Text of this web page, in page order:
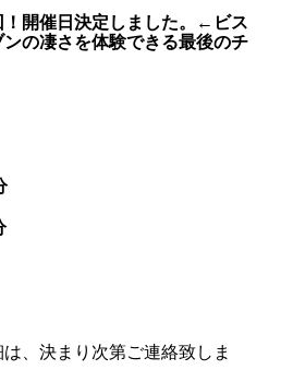
！開催日決定しました。←ビス
ンの凄さを体験できる最後のチ
、決まり次第ご連絡致しま